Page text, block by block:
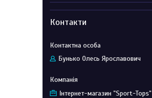
Контакти
Бунько Олесь Ярославович
Інтернет-магазин "Sport-Tops"